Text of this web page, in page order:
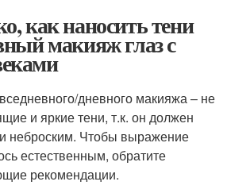
как наносить тени
макияж глаз с
дневного макияжа – не
и яркие тени, т.к. он должен
неброским. Чтобы выражение
естественным, обратите
рекомендации.